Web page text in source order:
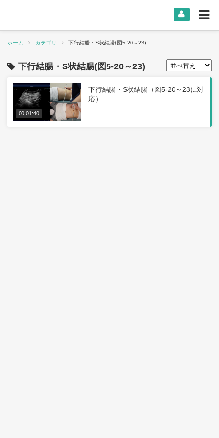
ホーム カテゴリ 下行結腸・S状結腸(図5-20～23)
下行結腸・S状結腸(図5-20～23)
下行結腸・S状結腸（図5-20～23に対
応）...
00:01:40